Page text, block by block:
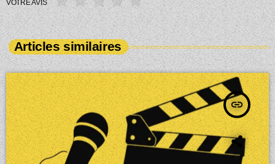
VOTRE AVIS
Articles similaires
insert_link